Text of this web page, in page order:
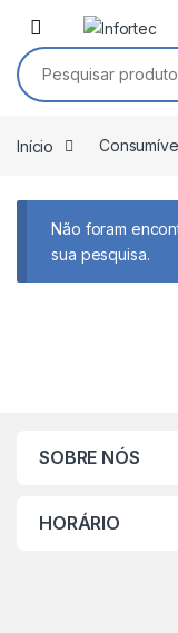
Saltar para navegação
Pular para o conteúdo
Pesquisar por:
Início
Não foram
sua pesquisa.
SOBRE NÓS
HORÁRIO